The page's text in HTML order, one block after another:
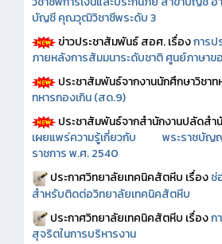
บัญชี คุณวุฒิวิชาชีพระดับ 3
ข่าวประชาสัมพันธ์ สอศ.เรื่องการป
ภายหลังการสัมมนาระดับชาติ ศูนย์ภาษาข
ประชาสัมพันธ์จากงานนักศึกษาวิชาท
ทหารกองเกิน (สด.9)
ประชาสัมพันธ์จากสำนักงานปลัดสำ
เผยแพร่ความรู้เกี่ยวกับ พระราชบัญ
ราชการ พ.ศ. 2540
ประกาศวิทยาลัยเทคนิคสัตหีบ เรื่องช่
สำหรับติดต่อวิทยาลัยเทคนิคสัตหีบ
ประกาศวิทยาลัยเทคนิคสัตหีบ เรื่องก
สุจริตในการบริหารงาน